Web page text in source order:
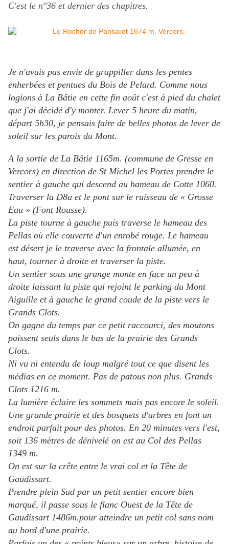
C'est le n°36 et dernier des chapitres.
Je n'avais pas envie de grappiller dans les pentes
enherbées et pentues du Bois de Pelard. Comme nous
logions à La Bâtie en cette fin août c'est à pied du chalet
que j'ai décidé d'y monter. Lever 5 heure du matin,
départ 5h30, je pensais faire de belles photos de lever de
soleil sur les parois du Mont.
A la sortie de La Bâtie 1165m. (commune de Gresse en
Vercors) en direction de St Michel les Portes prendre le
sentier à gauche qui descend au hameau de Cotte 1060.
Traverser la D8a et le pont sur le ruisseau de « Grosse
Eau » (Font Rousse).
La piste tourne à gauche puis traverse le hameau des
Pellas où elle couverte d'un enrobé rouge. Le hameau
est désert je le traverse avec la frontale allumée, en
haut, tourner à droite et traverser la piste.
Un sentier sous une grange monte en face un peu à
droite laissant la piste qui rejoint le parking du Mont
Aiguille et à gauche le grand coude de la piste vers le
Grands Clots.
On gagne du temps par ce petit raccourci, des moutons
paissent seuls dans le bas de la prairie des Grands
Clots.
Ni vu ni entendu de loup malgré tout ce que disent les
médias en ce moment. Pas de patous non plus. Grands
Clots 1216 m.
La lumière éclaire les sommets mais pas encore le soleil.
Une grande prairie et des bosquets d'arbres en font un
endroit parfait pour des photos. En 20 minutes vers l'est,
soit 136 mètres de dénivelé on est au Col des Pellas
1349 m.
On est sur la crête entre le vrai col et la Tête de
Gaudissart.
Prendre plein Sud par un petit sentier encore bien
marqué, il passe sous le flanc Ouest de la Tête de
Gaudissart 1486m.pour atteindre un petit col sans nom
au bord d'une prairie.